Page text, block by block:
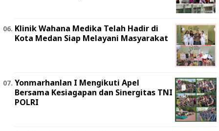
Klinik Wahana Medika Telah Hadir di
Kota Medan Siap Melayani Masyarakat
Yonmarhanlan I Mengikuti Apel
Bersama Kesiagapan dan Sinergitas TNI
POLRI